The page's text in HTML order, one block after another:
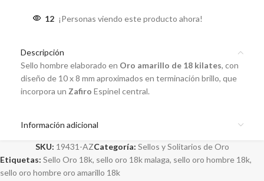
12 ¡Personas viendo este producto ahora!
Descripción
Sello hombre elaborado en Oro amarillo de 18 kilates, con
diseño de 10 x 8 mm aproximados en terminación brillo, que
incorpora un Zafiro Espinel central.
Información adicional
SKU: 19431-AZCategoría: Sellos y Solitarios de Oro
Etiquetas: Sello Oro 18k, sello oro 18k malaga, sello oro hombre 18k,
sello oro hombre oro amarillo 18k